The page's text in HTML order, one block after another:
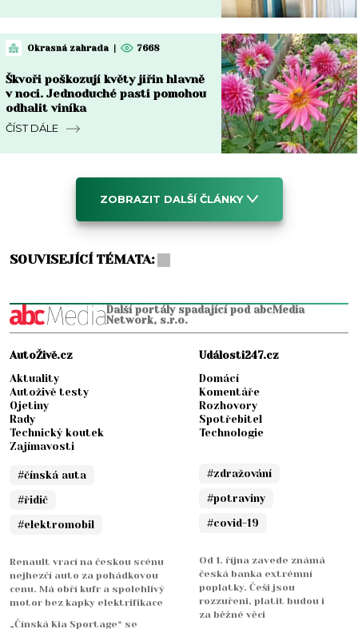
Okrasná zahrada | 7668
Škvoři poškozují květy jiřin hlavně
v noci. Jednoduché pasti pomohou
odhalit viníka
ČÍST DÁLE
ZOBRAZIT DALŠÍ ČLÁNKY
SOUVISEJÍCÍ TÉMATA:
Další portály spadající pod abcMedia
Network, s.r.o.
AutoŽivě.cz
Aktuality
Autoživě testy
Ojetiny
Rady
Technický koutek
Zajímavosti
#čínská auta
#řidič
#elektromobil
Renault vrací na českou scénu
nejhezčí auto za pohádkovou
cenu. Má obří kufr a spolehlivý
motor bez kapky elektrifikace
„Čínská Kia Sportage“ se
Události247.cz
Domácí
Komentáře
Rozhovory
Spotřebitel
Technologie
#zdražování
#potraviny
#covid-19
Od 1. října zavede známá
česká banka extrémní
poplatky. Češi jsou
rozzuřeni, platit budou i
za běžné věci